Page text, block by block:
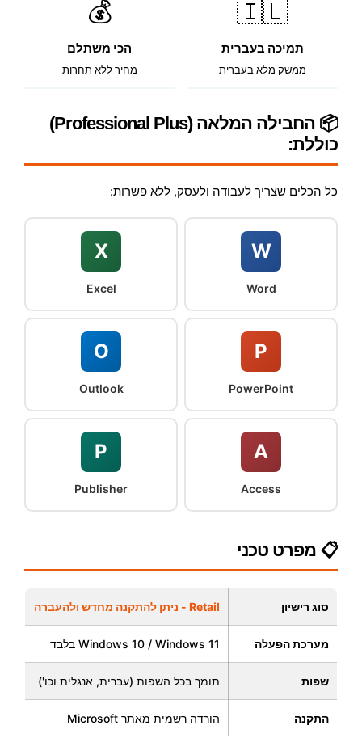
🇮🇱
תמיכה בעברית
ממשק מלא בעברית
💰
הכי משתלם
מחיר ללא תחרות
📦 החבילה המלאה (Professional Plus)
כוללת:
כל הכלים שצריך לעבודה ולעסק, ללא פשרות:
W
Word
X
Excel
P
PowerPoint
O
Outlook
A
Access
P
Publisher
📋 מפרט טכני
סוג רישיון Retail - ניתן להתקנה מחדש ולהעברה
מערכת הפעלה Windows 10 / Windows 11 בלבד
שפות תומך בכל השפות (עברית, אנגלית וכו')
התקנה הורדה רשמית מאתר Microsoft